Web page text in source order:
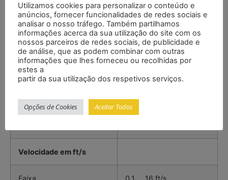
Velocidade em m/s
Faixa 0,03 … 5 m/s
Resolução
Precisão
±2 % do valor (0,3 … 5
m/s)
Velocidade em ft/s
Faixa 0,1 … 16 ft/s
Utilizamos cookies para personalizar o conteúdo e
anúncios, fornecer funcionalidades de redes sociais e
analisar o nosso tráfego. Também partilhamos
informações acerca da sua utilização do site com os
nossos parceiros de redes sociais, de publicidade e
de análise, que as podem combinar com outras
informações que lhes forneceu ou recolhidas por
estes a
partir da sua utilização dos respetivos serviços.
Opções de Cookies Aceitar Todos